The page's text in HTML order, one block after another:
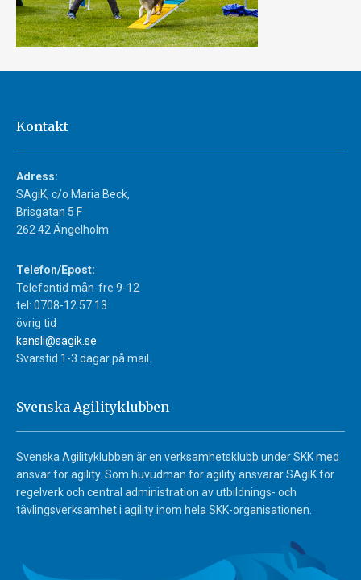
Kontakt
Adress:
SAgiK, c/o Maria Beck,
Brisgatan 5 F
262 42 Ängelholm
Telefon/Epost:
Telefontid mån-fre 9-12
tel: 0708-12 57 13
övrig tid
kansli@sagik.se
Svarstid 1-3 dagar på mail.
Svenska Agilityklubben
Svenska Agilityklubben är en verksamhetsklubb under SKK med
ansvar för agility. Som huvudman för agility ansvarar SAgiK för
regelverk och central administration av utbildnings- och
tävlingsverksamhet i agility inom hela SKK-organisationen.